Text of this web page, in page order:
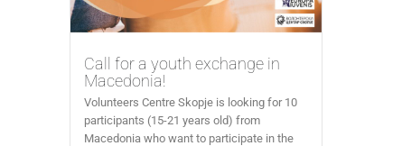
Call for a youth exchange in
Macedonia!
Volunteers Centre Skopje is looking for 10
participants (15-21 years old) from
Macedonia who want to participate in the